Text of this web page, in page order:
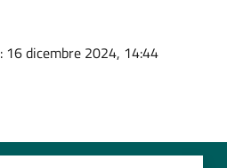
: 16 dicembre 2024, 14:44